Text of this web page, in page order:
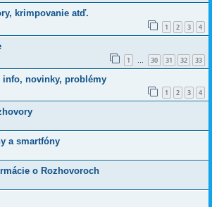
krimpovanie atď.
1 2 3 4
1 … 30 31 32 33
info, novinky, problémy
1 2 3 4
a smartfóny
o Rozhovoroch